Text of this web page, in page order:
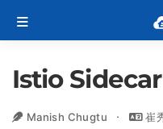
Istio Sidecar
Manish Chugtu 崔